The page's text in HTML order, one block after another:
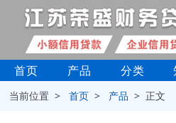
首页 产品 分类
当前位置 >首页 > 产品 > 正文